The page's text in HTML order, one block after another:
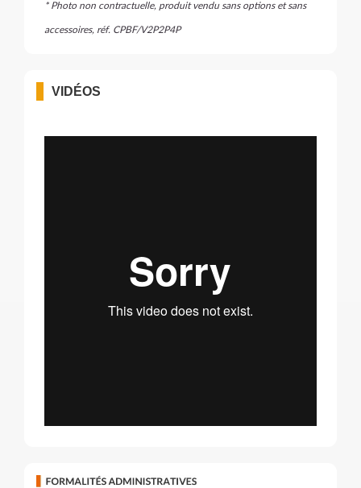
* Photo non contractuelle, produit vendu sans options et sans
accessoires, réf. CPBF/V2P2P4P
VIDÉOS